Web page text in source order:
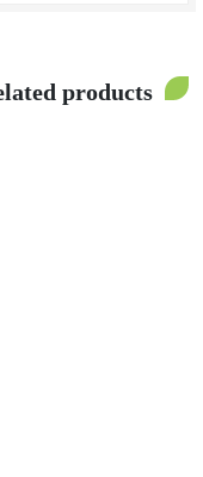
products